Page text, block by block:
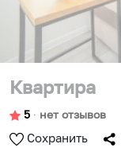
Квартира
5 ∙ нет отзывов
Сохранить